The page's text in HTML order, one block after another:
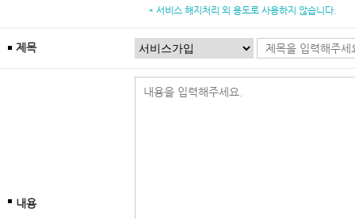
* 서비스 해지처리 외 용도로 사용하지 않습니다.
제목
내용